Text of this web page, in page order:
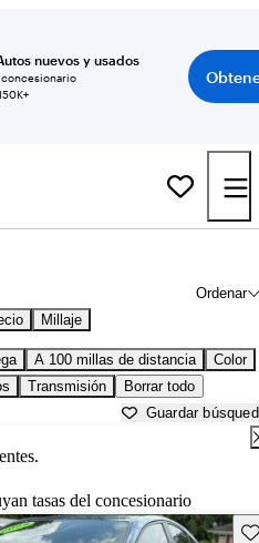
nuevos y usados
Ordenar
Millaje
A 100 millas de distancia
Color
Transmisión Borrar todo
Guardar
tasas del concesionario